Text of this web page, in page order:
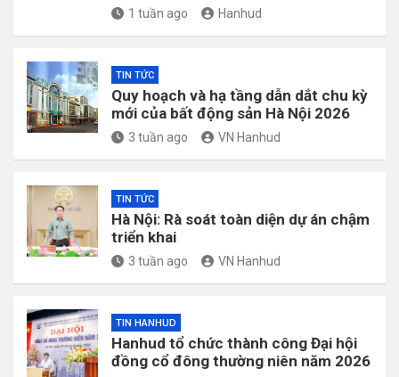
1 tuần ago Hanhud
TIN TỨC
Quy hoạch và hạ tầng dẫn dắt chu kỳ
mới của bất động sản Hà Nội 2026
3 tuần ago VN Hanhud
TIN TỨC
Hà Nội: Rà soát toàn diện dự án chậm
triển khai
3 tuần ago VN Hanhud
TIN HANHUD
Hanhud tổ chức thành công Đại hội
đồng cổ đông thường niên năm 2026